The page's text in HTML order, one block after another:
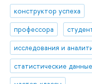
конструктор успеха
профессора
исследования и
статистические данные